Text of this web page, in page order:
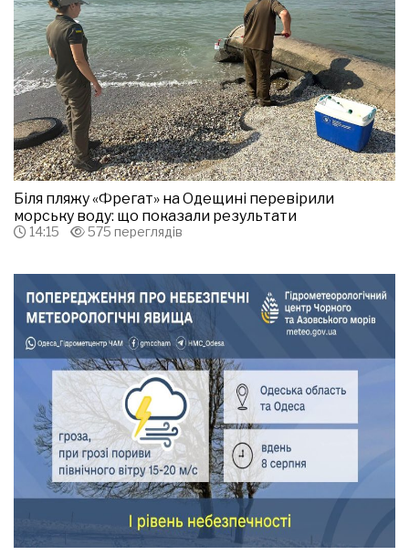
Біля пляжу «Фрегат» на Одещині перевірили
морську воду: що показали результати
14:15 575 переглядів